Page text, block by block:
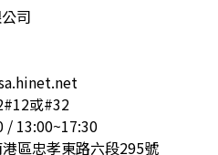
司
或#32
/ 13:00~17:30
區忠孝東路六段295號